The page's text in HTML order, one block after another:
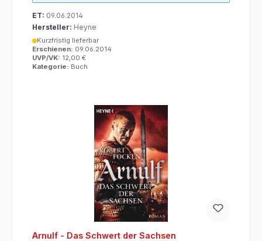
ET: 09.06.2014
Hersteller: Heyne
Kurzfristig lieferbar
Erschienen: 09.06.2014
UVP/VK: 12,00 €
Kategorie: Buch
Arnulf - Das Schwert der Sachsen